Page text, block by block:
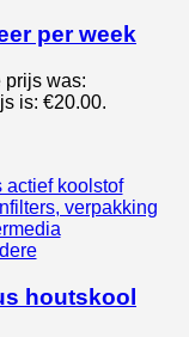
per week
prijs was:
is: €20.00.
houtskool